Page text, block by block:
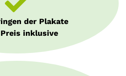
der Plakate
inklusive